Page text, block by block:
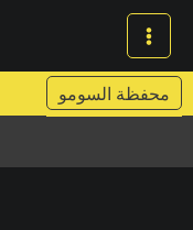
تخطي
المحتوى
محفظة السومو